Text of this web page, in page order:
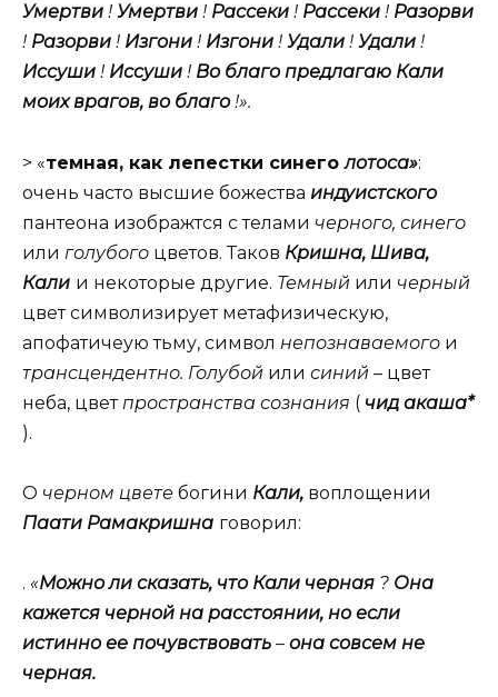
Умертви ! Умертви ! Рассеки ! Рассеки ! Разорви
! Разорви ! Изгони ! Изгони ! Удали ! Удали !
Иссуши ! Иссуши ! Во благо предлагаю Кали
моих врагов, во благо!».
> «темная, как лепестки синеголотоса»:
очень часто высшие божества индуистского
пантеона изображтся с телами черного, синего
или голубого цветов. Таков Кришна, Шива,
Кали и некоторые другие. Темный или черный
цвет символизирует метафизическую,
апофатичеую тьму, символ непознаваемого и
трансцендентно. Голубой или синий – цвет
неба, цвет пространства сознания ( чид акаша*
).
О черном цвете богини Кали, воплощении
Паати Рамакришна говорил:
. «Можно ли сказать, что Кали черная ? Она
кажется черной на расстоянии, но если
истинно ее почувствовать – она совсем не
черная.